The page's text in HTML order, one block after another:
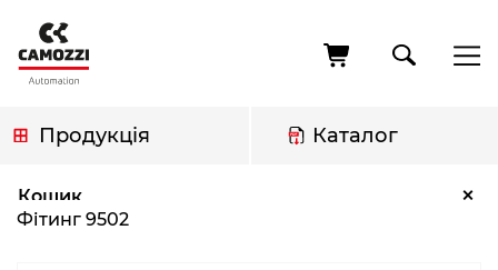
основного
вмісту
Продукція Каталог
Кошик ×
навіґації
Фітинг 9502